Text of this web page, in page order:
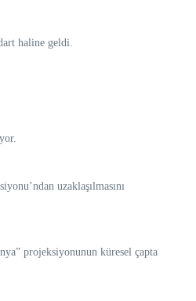
haline geldi.
uzaklaşılmasını
projeksiyonunun küresel çapta